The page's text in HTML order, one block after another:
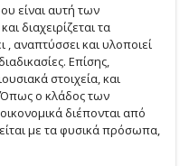
είναι αυτή των
διαχειρίζεται τα
, αναπτύσσει και υλοποιεί
Επίσης,
στοιχεία, και
Όπως ο κλάδος των
διέπονται από
με τα φυσικά πρόσωπα,